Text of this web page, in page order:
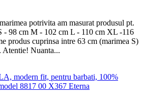
potrivita am masurat produsul pt.
- 98 cm M - 102 cm L - 110 cm XL -116
produs cuprinsa intre 63 cm (marimea S)
Nuanta...